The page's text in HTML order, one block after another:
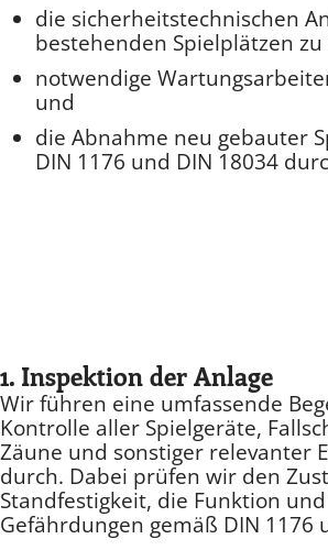
die sicherheitstechnischen
bestehenden Spielplätzen
notwendige
und
die Abnahme neu gebauter
DIN 1176 und DIN 18034
1. Inspektion der Anlage
Wir führen eine umfassende
Kontrolle aller Spielgeräte,
Zäune und sonstiger relevanter
durch. Dabei prüfen wir den
Standfestigkeit, die Funktion
Gefährdungen gemäß DIN 1176